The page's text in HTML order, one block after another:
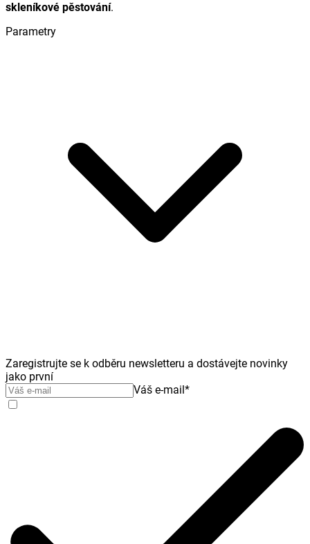
skleníkové pěstování.
Parametry
Zaregistrujte se k odběru newsletteru a dostávejte novinky
jako první
Váš e-mail*